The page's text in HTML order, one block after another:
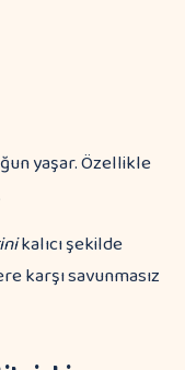
yaşar. Özellikle
kalıcı şekilde
karşı savunmasız